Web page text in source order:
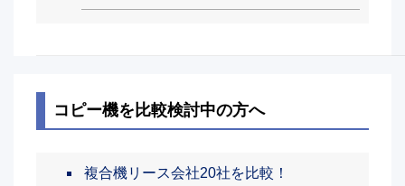
コピー機を比較検討中の方へ
複合機リース会社20社を比較！